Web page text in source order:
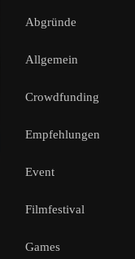
Abgründe
Allgemein
Crowdfunding
Empfehlungen
Event
Filmfestival
Games